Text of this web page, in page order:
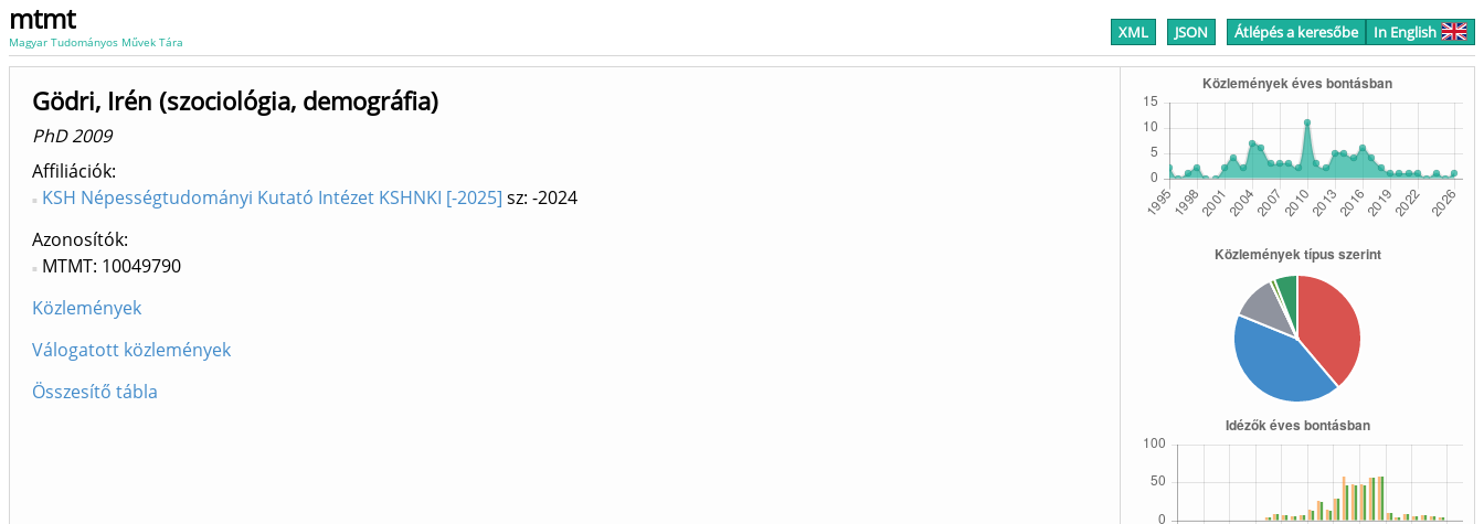
mtmt
Magyar Tudományos Művek Tára XML JSON Átlépés a keresőbe In English
Gödri, Irén (szociológia, demográfia)
PhD 2009
Affiliációk
KSH Népességtudományi Kutató Intézet KSHNKI [-2025] sz: -2024
Azonosítók
MTMT: 10049790
Közlemények
Válogatott közlemények
Összesítő tábla